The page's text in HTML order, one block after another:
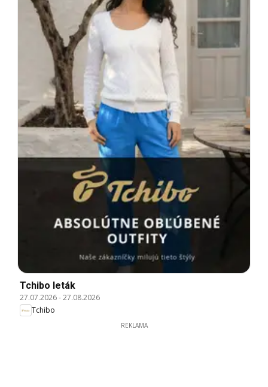
Tchibo leták
27.07.2026-27.08.2026
Tchibo
REKLAMA